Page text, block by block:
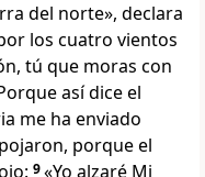
del norte», declara
los cuatro vientos
tú que moras con
así dice el
me ha enviado
, porque el
: 9«Yo alzaré Mi